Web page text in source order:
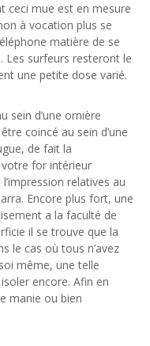
ceci mue est en mesure
à vocation plus se
matière de se
Les surfeurs resteront le
une petite dose varié.
sein d’une ornière
coincé au sein d’une
de fait la
for intérieur
relatives au
Encore plus fort, une
a la faculté de
il se trouve que la
le cas où tous n’avez
même, une telle
encore. Afin en
manie ou bien